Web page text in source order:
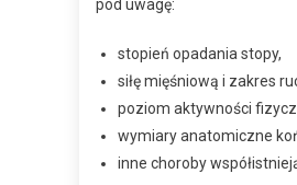
pod uwagę:
stopień opadania stopy,
siłę mięśniową i zakres
poziom aktywności
wymiary anatomiczne
inne choroby